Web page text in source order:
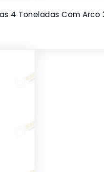
4 Toneladas Com Arco